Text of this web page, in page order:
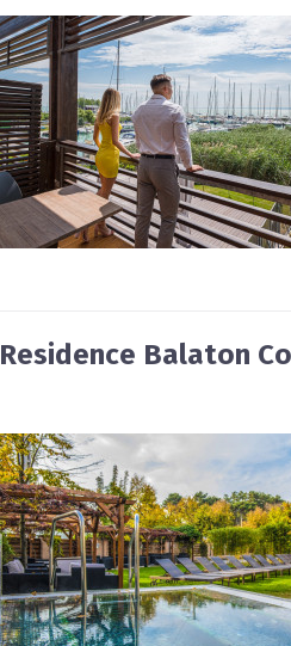
Residence Balaton